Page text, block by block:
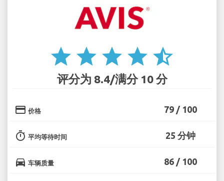
star star star star star_half
评分为 8.4/满分 10 分
credit_card 价格 79 / 100
timer 平均等待时间 25 分钟
directions_car 车辆质量 86 / 100